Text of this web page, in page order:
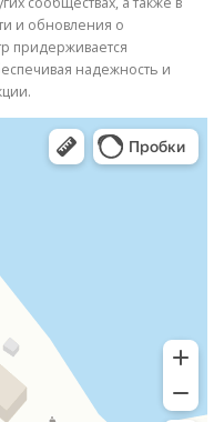
и обновления о
придерживается
надежность и